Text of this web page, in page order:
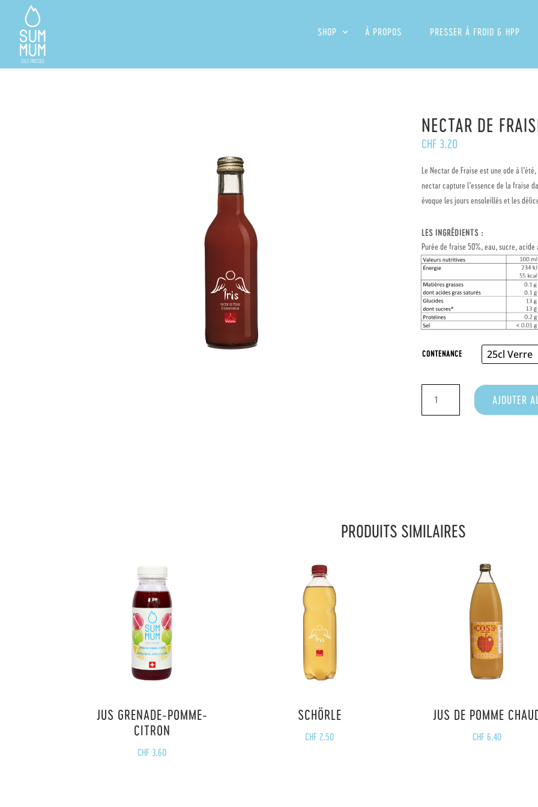
SHOP À PROPOS PRESSER À FROID & HPP
NECTAR DE
CHF3.20
Le Nectar de Fraise est une ode à
nectar capture l’essence de la fraise
évoque les jours ensoleillés et les
LES INGRÉDIENTS :
Purée de fraise 50%, eau, sucre,
CONTENANCE
NECTAR
AJOUTER
PRODUITS SIMILAIRES
JUS GRENADE-POMME-
CITRON
CHF 3.60
SCHÖRLE
CHF 2.50
JUS DE POMME
CHF 6.40